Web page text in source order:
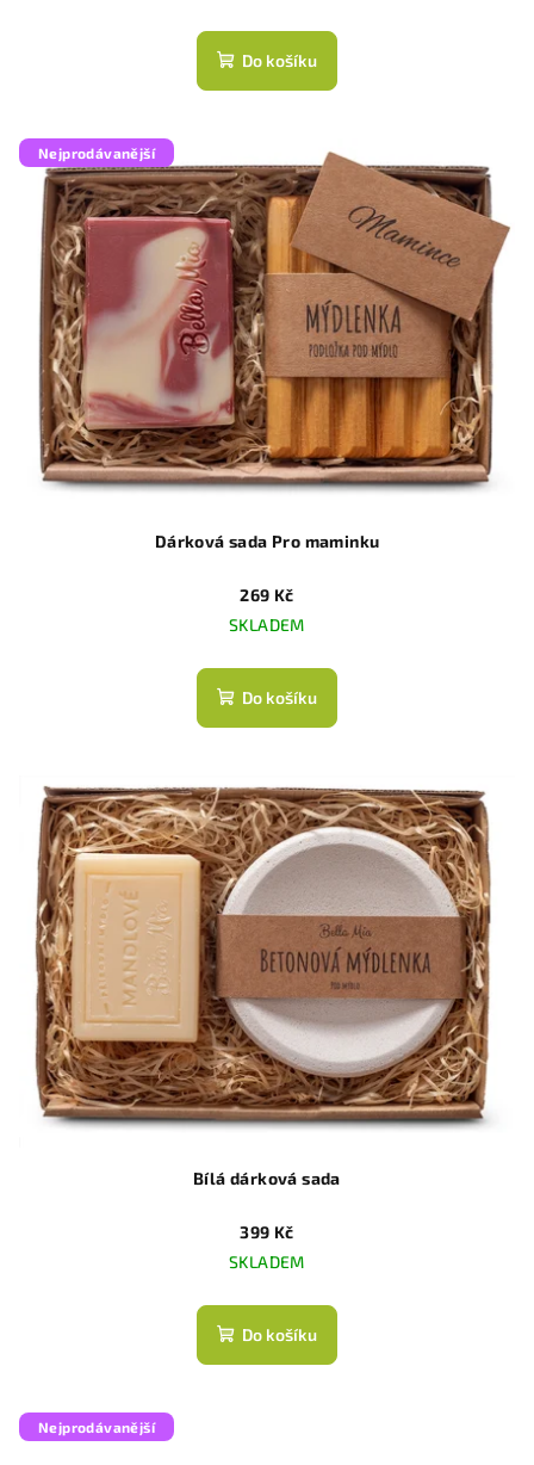
Do košíku
Nejprodávanější
Dárková sada Pro maminku
269 Kč
SKLADEM
Do košíku
Bílá dárková sada
399 Kč
SKLADEM
Do košíku
Nejprodávanější